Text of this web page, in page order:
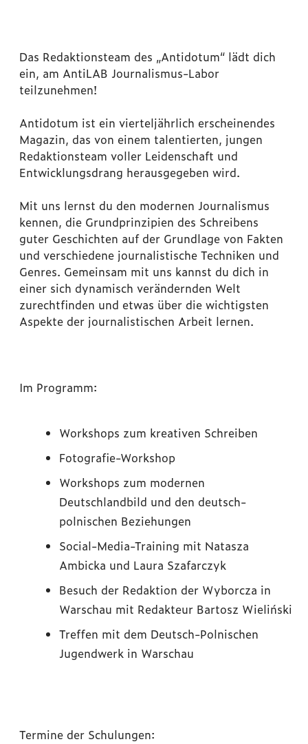
Das Redaktionsteam des „Antidotum“ lädt dich
ein, am AntiLAB Journalismus-Labor
teilzunehmen!
Antidotum ist ein vierteljährlich erscheinendes
Magazin, das von einem talentierten, jungen
Redaktionsteam voller Leidenschaft und
Entwicklungsdrang herausgegeben wird.
Mit uns lernst du den modernen Journalismus
kennen, die Grundprinzipien des Schreibens
guter Geschichten auf der Grundlage von Fakten
und verschiedene journalistische Techniken und
Genres. Gemeinsam mit uns kannst du dich in
einer sich dynamisch verändernden Welt
zurechtfinden und etwas über die wichtigsten
Aspekte der journalistischen Arbeit lernen.
Im Programm:
Workshops zum kreativen Schreiben
Fotografie-Workshop
Workshops zum modernen
Deutschlandbild und den deutsch-
polnischen Beziehungen
Social-Media-Training mit Natasza
Ambicka und Laura Szafarczyk
Besuch der Redaktion der Wyborcza in
Warschau mit Redakteur Bartosz Wieliński
Treffen mit dem Deutsch-Polnischen
Jugendwerk in Warschau
Termine der Schulungen: